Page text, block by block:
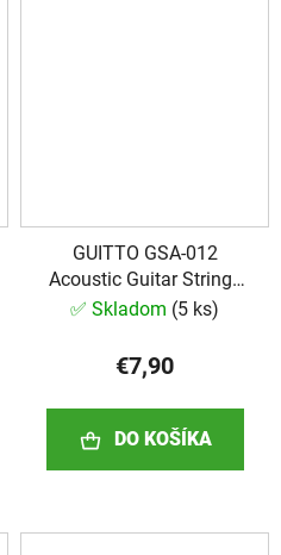
GUITTO GSA-012
Acoustic Guitar Strings
12-53
✅ Skladom (5 ks)
€7,90
DO KOŠÍKA